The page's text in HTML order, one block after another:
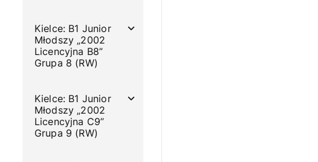
Kielce: B1 Junior
Młodszy „2002
Licencyjna B8”
Grupa 8 (RW)
Kielce: B1 Junior
Młodszy „2002
Licencyjna C9”
Grupa 9 (RW)